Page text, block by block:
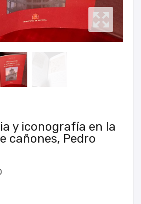
y iconografía en la
cañones, Pedro